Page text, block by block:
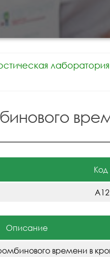
лаборатория
Код
Описание
времени в